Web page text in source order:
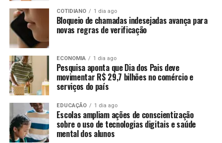
COTIDIANO 1 dia ago
Bloqueio de chamadas indesejadas avança para
novas regras de verificação
ECONOMIA 1 dia ago
Pesquisa aponta que Dia dos Pais deve
movimentar R$ 29,7 bilhões no comércio e
serviços do país
EDUCAÇÃO 1 dia ago
Escolas ampliam ações de conscientização
sobre o uso de tecnologias digitais e saúde
mental dos alunos